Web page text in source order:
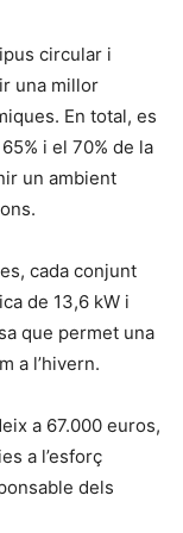
circular i
una millor
En total, es
i el 70% de la
un ambient
cada conjunt
de 13,6 kW i
que permet una
a l’hivern.
a 67.000 euros,
a l’esforç
dels